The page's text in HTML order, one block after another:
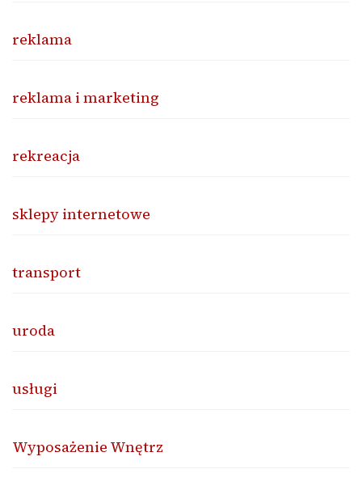
reklama
reklama i marketing
rekreacja
sklepy internetowe
transport
uroda
usługi
Wyposażenie Wnętrz